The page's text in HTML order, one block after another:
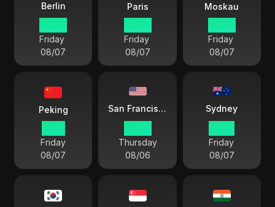
Berlin
Friday
08/07
Paris
Friday
08/07
Moskau
Friday
08/07
Peking
Friday
08/07
San Francisco
Thursday
08/06
Sydney
Friday
08/07